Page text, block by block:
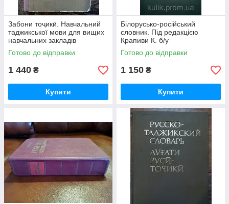
Забони тоҷикӣ. Навчальний
таджикської мови для вищих
навчальних закладів
Готово до відправки
1 440 ₴
Купити
Білорусько-російський
словник. Під редакцією
Крапиви К. б/у
Готово до відправки
1 150 ₴
Купити